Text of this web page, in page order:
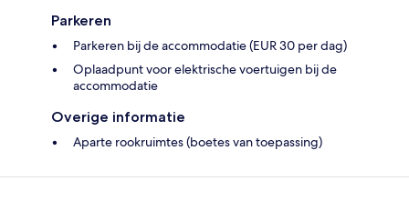
Parkeren
Parkeren bij de accommodatie (EUR 30 per dag)
Oplaadpunt voor elektrische voertuigen bij de
accommodatie
Overige informatie
Aparte rookruimtes (boetes van toepassing)